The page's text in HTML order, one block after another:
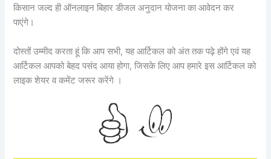
किसान जल्द ही ऑनलाइन बिहार डीजल अनुदान योजना का आवेदन कर
पाएंगे।
दोस्तों उम्मीद करता हूं कि आप सभी, यह आर्टिकल को अंत तक पढ़े होंगे एवं यह
आर्टिकल आपको बेहद पसंद आया होगा, जिसके लिए आप हमारे इस आर्टिकल को
लाइक शेयर व कमेंट जरूर करेंगे ।